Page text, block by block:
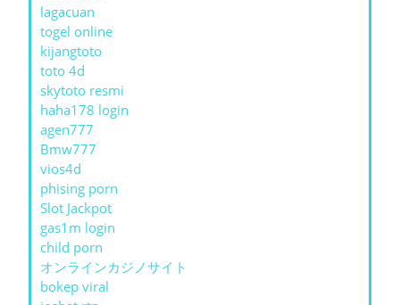
lagacuan
togel online
kijangtoto
toto 4d
skytoto resmi
haha178 login
agen777
Bmw777
vios4d
phising porn
Slot Jackpot
gas1m login
child porn
オンラインカジノサイト
bokep viral